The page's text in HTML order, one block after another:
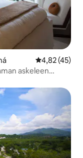
4,82 (45)
askeleen